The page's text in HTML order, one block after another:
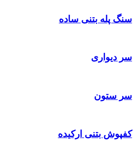
سنگ پله بتنی ساده
سر دیواری
سر ستون
کفپوش بتنی ارکیده